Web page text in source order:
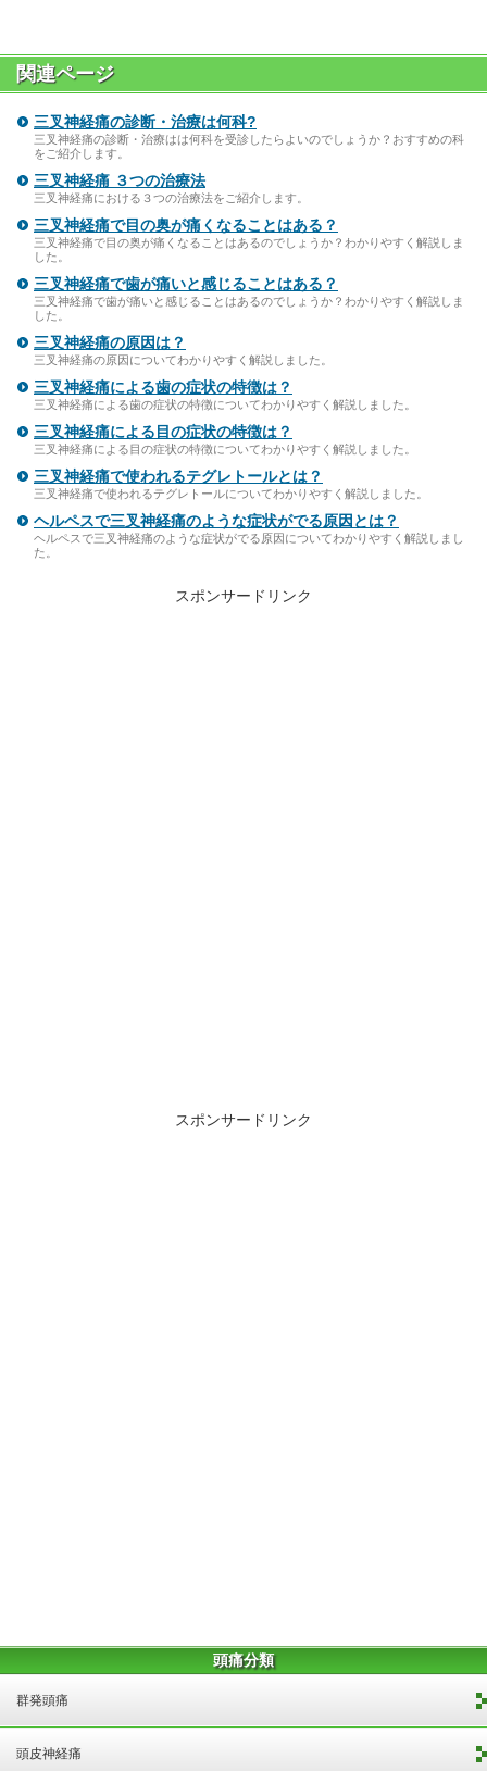
関連ページ
三叉神経痛の診断・治療は何科?
三叉神経痛の診断・治療はは何科を受診したらよいのでしょうか？おすすめの科
をご紹介します。
三叉神経痛 ３つの治療法
三叉神経痛における３つの治療法をご紹介します。
三叉神経痛で目の奥が痛くなることはある？
三叉神経痛で目の奥が痛くなることはあるのでしょうか？わかりやすく解説しま
した。
三叉神経痛で歯が痛いと感じることはある？
三叉神経痛で歯が痛いと感じることはあるのでしょうか？わかりやすく解説しま
した。
三叉神経痛の原因は？
三叉神経痛の原因についてわかりやすく解説しました。
三叉神経痛による歯の症状の特徴は？
三叉神経痛による歯の症状の特徴についてわかりやすく解説しました。
三叉神経痛による目の症状の特徴は？
三叉神経痛による目の症状の特徴についてわかりやすく解説しました。
三叉神経痛で使われるテグレトールとは？
三叉神経痛で使われるテグレトールについてわかりやすく解説しました。
ヘルペスで三叉神経痛のような症状がでる原因とは？
ヘルペスで三叉神経痛のような症状がでる原因についてわかりやすく解説しまし
た。
スポンサードリンク
スポンサードリンク
頭痛分類
群発頭痛
頭皮神経痛